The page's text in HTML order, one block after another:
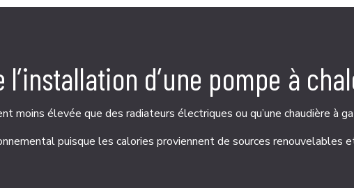
d’une pompe à
moins élevée que des radiateurs électriques ou qu’une chaudière à
puisque les calories proviennent de sources renouvelables